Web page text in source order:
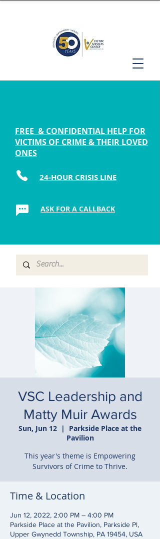
FREE & CONFIDENTIAL HELP FOR
VICTIMS OF CRIME & THEIR LOVED
ONES
24-HOUR CRISIS LINE
ASK FOR A CALLBACK
VSC Leadership and
Matty Muir Awards
Sun, Jun 12
  |
Parkside Place at the
Pavilion
This year's theme is Empowering
Survivors of Crime to Thrive.
Time & Location
Jun 12, 2022, 2:00 PM – 4:00 PM
Parkside Place at the Pavilion, Parkside Pl,
Upper Gwynedd Township, PA 19454, USA